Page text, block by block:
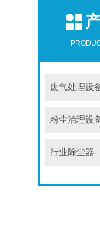
废气处理设
粉尘治理设
行业除尘器